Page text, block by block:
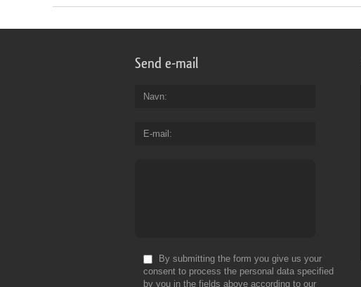
Send e-mail
Navn
E-mail
By submitting the form you give us your
consent to process the personal data specified
by you in the fields above according to our